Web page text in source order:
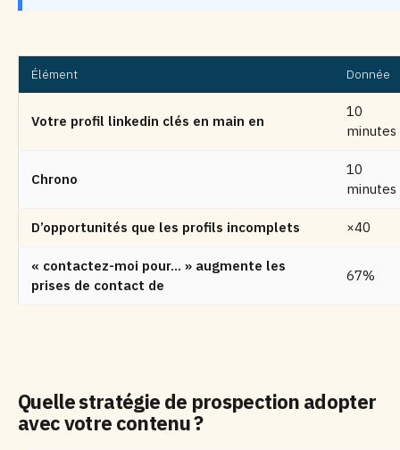
Élément Donnée
Votre profil linkedin clés en main en
10
minutes
Chrono
10
minutes
D’opportunités que les profils incomplets ×40
« contactez-moi pour… » augmente les
prises de contact de
67%
Quelle stratégie de prospection adopter
avec votre contenu ?